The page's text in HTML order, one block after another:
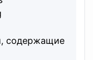
содержащие